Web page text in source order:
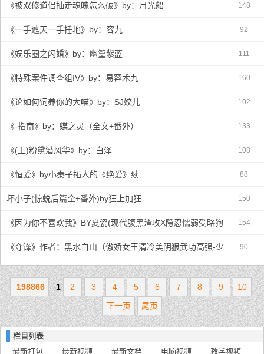
《被双修道侣抽走魂魄怎么破》by：月光船 148
《一手遮天一手捶地》by：容九 92
《娱乐圈之闪婚》by：幽篁紫蓝 111
《特殊案件调查组IV》by：易容术九 160
《论如何饲养你的大喵》by：SJ姣儿 102
《-指南》by：蝶之灵（全文+番外） 133
《(王)粉黛潜风华》by：白泽 108
《恒爱》by小秦子拓人的《绝爱》续 88
坏小子(惊蜕后篇全+番外)by狂上加狂 150
《因为你不喜欢我》BY夏瓷(现代腹黑渣攻X隐忍懦弱受略狗血虐心HE)
154
《夺锋》作者：黑水白山（傲娇女王清冷美阴狠武功高强-少主攻X健
强强相杀相爱攻被受QJ过一次古风武
90
198866 1 2 3 4 5 6 7 8 9
10
下一页
尾页
栏目列表
最新打包
最新视频 最新文档 电脑视频 教学视频